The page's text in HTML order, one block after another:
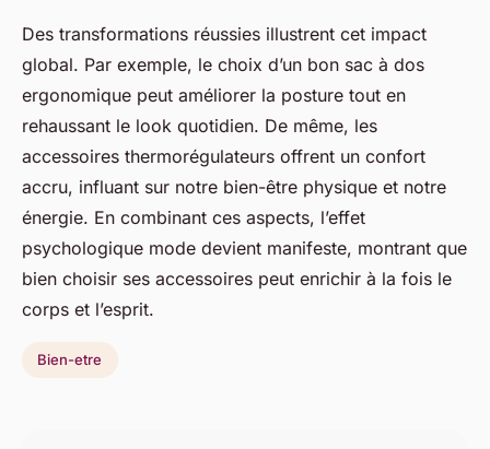
Des transformations réussies illustrent cet impact
global. Par exemple, le choix d’un bon sac à dos
ergonomique peut améliorer la posture tout en
rehaussant le look quotidien. De même, les
accessoires thermorégulateurs offrent un confort
accru, influant sur notre bien-être physique et notre
énergie. En combinant ces aspects, l’effet
psychologique mode devient manifeste, montrant que
bien choisir ses accessoires peut enrichir à la fois le
corps et l’esprit.
Bien-etre